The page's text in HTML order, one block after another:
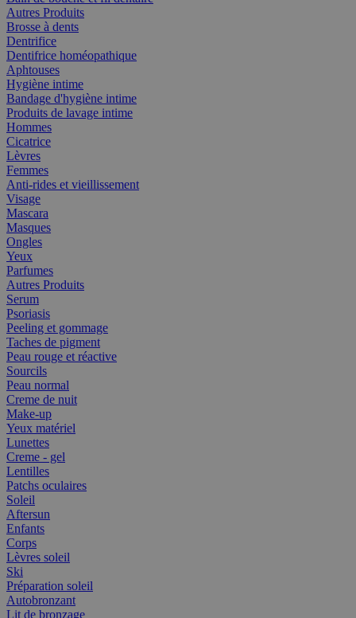
Autres Produits
Brosse à dents
Dentrifice
Dentifrice homéopathique
Aphtouses
Hygiène intime
Bandage d'hygiène intime
Produits de lavage intime
Hommes
Cicatrice
Lèvres
Femmes
Anti-rides et vieillissement
Visage
Mascara
Masques
Ongles
Yeux
Parfumes
Autres Produits
Serum
Psoriasis
Peeling et gommage
Taches de pigment
Peau rouge et réactive
Sourcils
Peau normal
Creme de nuit
Make-up
Yeux matériel
Lunettes
Creme - gel
Lentilles
Patchs oculaires
Soleil
Aftersun
Enfants
Corps
Lèvres soleil
Ski
Préparation soleil
Autobronzant
Lit de bronzage